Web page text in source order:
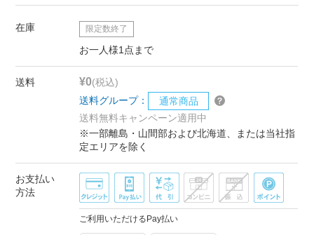
在庫 限定数終了
お一人様1点まで
送料 ¥0(税込)
送料グループ：
通常商品
送料無料キャンペーン適用中
※一部離島・山間部および北海道、または当社指
定エリアを除く
お支払い
方法
ご利用いただけるPay払い